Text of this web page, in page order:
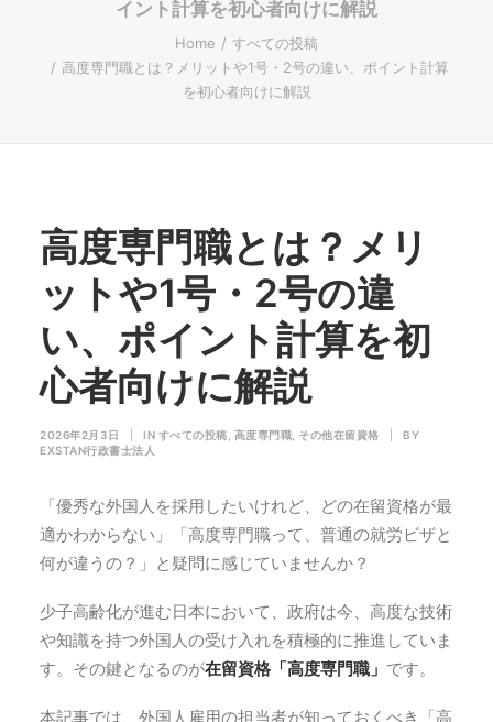
イント計算を初心者向けに解説
Home
すべての投稿
高度専門職とは？メリットや1号・2号の違い、ポイント計算
を初心者向けに解説
高度専門職とは？メリ
ットや1号・2号の違
い、ポイント計算を初
心者向けに解説
2026年2月3日 IN すべての投稿 高度専門職 その他在留資格
BY
EXSTAN行政書士法人
「優秀な外国人を採用したいけれど、どの在留資格が最
適かわからない」「高度専門職って、普通の就労ビザと
何が違うの？」と疑問に感じていませんか？
少子高齢化が進む日本において、政府は今、高度な技術
や知識を持つ外国人の受け入れを積極的に推進していま
す。その鍵となるのが在留資格「高度専門職」 です。
本記事では、外国人雇用の担当者が知っておくべき「高